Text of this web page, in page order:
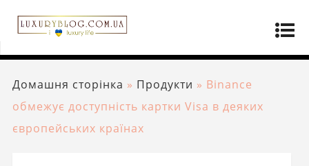
Домашня сторінка » Продукти » Binance
обмежує доступність картки Visa в деяких
європейських країнах